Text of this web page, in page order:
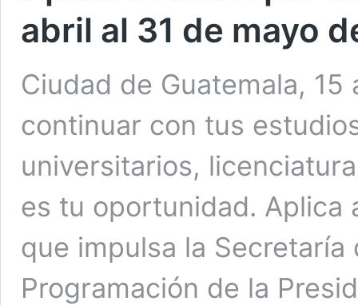
abril al 31 de mayo
Ciudad de Guatemala, 15
continuar con tus
universitarios,
es tu oportunidad. Aplica
que impulsa la
Programación de la